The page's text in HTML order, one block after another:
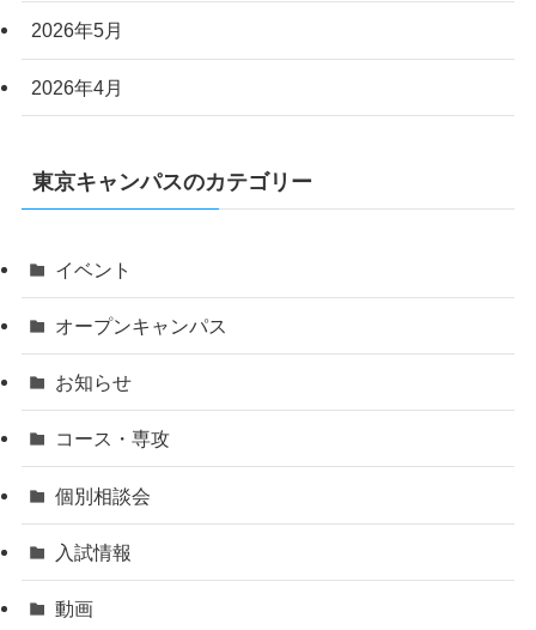
2026年5月
2026年4月
東京キャンパスのカテゴリー
イベント
オープンキャンパス
お知らせ
コース・専攻
個別相談会
入試情報
動画